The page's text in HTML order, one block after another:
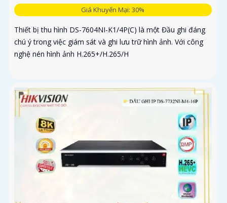
Giá Khuyến Mại: 30%
Thiết bị thu hình DS-7604NI-K1/4P(C) là một Đầu ghi đáng
chú ý trong việc giám sát và ghi lưu trữ hình ảnh. Với công
nghệ nén hình ảnh H.265+/H.265/H